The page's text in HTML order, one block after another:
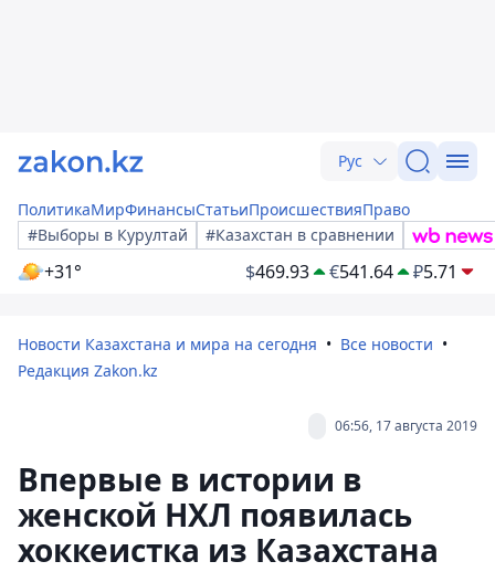
Рус
ПолитикаМирФинансыСтатьиПроисшествияПраво
#Выборы в Курултай
#Казахстан в сравнении
+31° $469.93 €541.64 ₽5.71
Новости Казахстана и мира на сегодня
Все новости
Редакция Zakon.kz
06:56, 17 августа 2019
Впервые в истории в
женской НХЛ появилась
хоккеистка из Казахстана